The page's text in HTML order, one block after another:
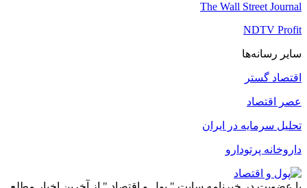
The Wall Street Journal
NDTV Profit
سایر رسانه‌ها
اقتصاد گستر
عصر اقتصاد
تحلیل سرمایه در ایران
داروخانه پرتودارو